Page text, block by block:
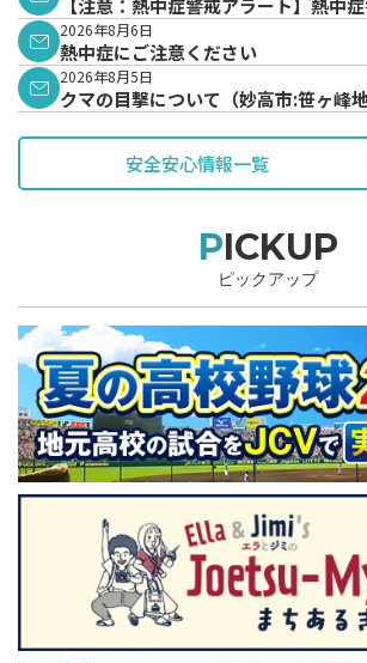
【注意：熱中症警戒アラート】熱中
表されています。
2026年8月6日
熱中症にご注意ください
2026年8月5日
クマの目撃について（妙高市:笹ヶ峰地
安全安心情報一覧
PICKUP
ピックアップ